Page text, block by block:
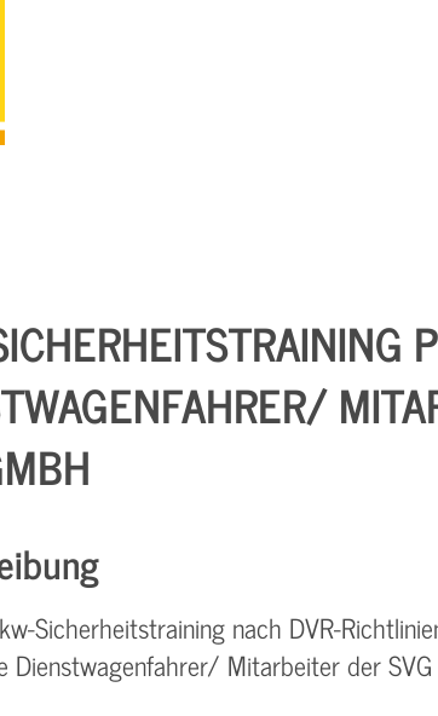
Sicherheitstraining nach DVR-
Dienstwagenfahrer/ Mitarbeiter der